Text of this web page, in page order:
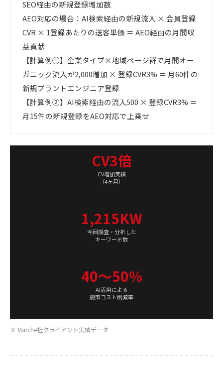
SEO経由の新規登録増加数
AEO対応の場合：AI検索経由の新規流入 × 会員登録
CVR × 1登録あたりの送客単価 ＝ AEO経由の月間収
益貢献
【計算例①】企業タイプ×地域ページ群で月間オー
ガニック流入が2,000増加 × 登録CVR3% ＝ 月60件の
新規プラントエンジニア登録
【計算例②】AI検索経由の流入500 × 登録CVR3% ＝
月15件の新規登録をAEO対応で上乗せ
CV3倍
CV増加実績
（4ヶ月）
1,215KW
今回調査・分析した
キーワード数
40〜50%
AI活用による
施策コスト削減率
※ Marche社クライアント実績データ